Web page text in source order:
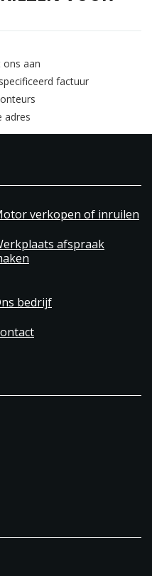
ons aan
factuur
adres
verkopen of inruilen
afspraak
bedrijf